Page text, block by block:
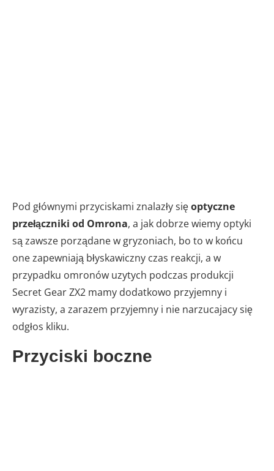
Pod głównymi przyciskami znalazły sięoptyczne
przełączniki od Omrona, a jak dobrze wiemy optyki
są zawsze porządane w gryzoniach, bo to w końcu
one zapewniają błyskawiczny czas reakcji, a w
przypadku omronów uzytych podczas produkcji
Secret Gear ZX2 mamy dodatkowo przyjemny i
wyrazisty, a zarazem przyjemny i nie narzucajacy się
odgłos kliku.
Przyciski boczne